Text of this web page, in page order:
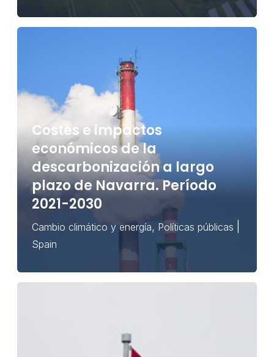
Costes e impactos
económicos de la
descarbonización a largo
plazo de Navarra. Período
2021-2030
Cambio climático y energía, Políticas públicas
Spain